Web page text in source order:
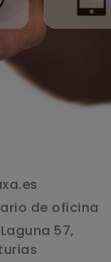
de oficina
57,